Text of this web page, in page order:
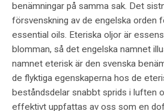
benämningar på samma sak. Det
försvenskning av de engelska orden
essential oils. Eteriska oljor är
blomman, så det engelska namnet
namnet eterisk är den svenska
de flyktiga egenskaperna hos de
beståndsdelar snabbt sprids i luften
effektivt uppfattas av oss som en